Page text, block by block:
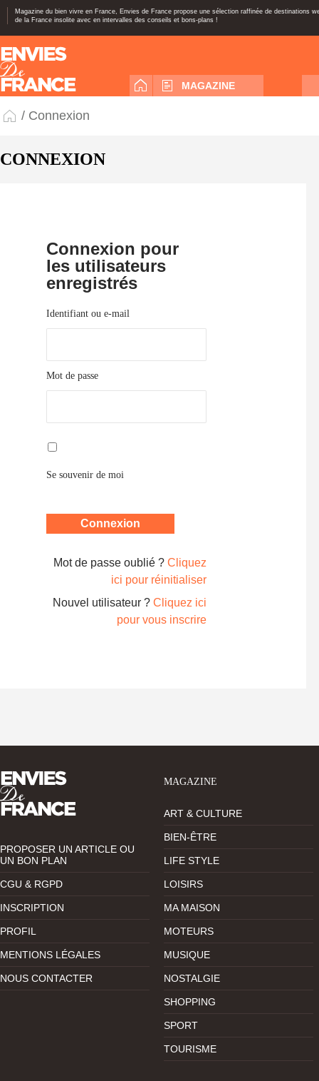
Magazine du bien vivre en France, Envies de France propose une sélection raffinée de destinations
de la France insolite avec en intervalles des conseils et bons-plans !
MAGAZINE
/ Connexion
CONNEXION
Connexion pour
les utilisateurs
enregistrés
Identifiant ou e-mail
Mot de passe
Se souvenir de moi
Mot de passe oublié ? Cliquez
ici pour réinitialiser
Nouvel utilisateur ? Cliquez ici
pour vous inscrire
PROPOSER UN ARTICLE OU
UN BON PLAN
CGU & RGPD
INSCRIPTION
PROFIL
MENTIONS LÉGALES
NOUS CONTACTER
MAGAZINE
ART & CULTURE
BIEN-ÊTRE
LIFE STYLE
LOISIRS
MA MAISON
MOTEURS
MUSIQUE
NOSTALGIE
SHOPPING
SPORT
TOURISME